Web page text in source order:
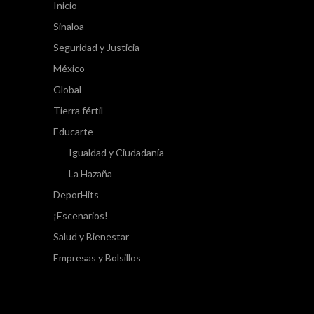
Inicio
Sinaloa
Seguridad y Justicia
México
Global
Tierra fértil
Educarte
Igualdad y Ciudadanía
La Hazaña
DeporHits
¡Escenarios!
Salud y Bienestar
Empresas y Bolsillos